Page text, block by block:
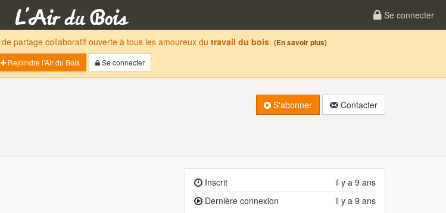
Se connecter
de partage collaboratif ouverte à tous les amoureux du travail du bois. (En savoir plus)
Rejoindre l'Air du Bois
Se connecter
S'abonner Contacter
il y a 9 ans
Inscrit
il y a 9 ans
Dernière connexion